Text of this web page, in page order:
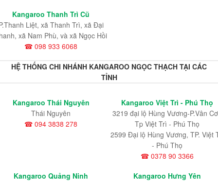
Kangaroo Thanh Trì Cũ
Liệt, xã Thanh Trì, xã Đại
xã Nam Phù, và xã Ngọc Hồi
☎ 098 933 6068
HỆ THỐNG CHI NHÁNH KANGAROO NGỌC THẠCH TẠI CÁC
TỈNH
Kangaroo Thái Nguyên
Thái Nguyên
☎ 094 3838 278
Kangaroo Việt Trì - Phú Thọ
3219 đại lộ Hùng Vương-P.Vân
Tp Việt Trì - Phú Thọ
2599 Đại lộ Hùng Vương, TP. Việt
- Phú Thọ
☎ 0378 90 3366
Kangaroo Quảng Ninh
Kangaroo Hưng Yên